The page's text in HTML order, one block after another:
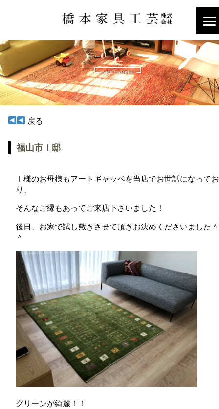
戻る
福山市Ｉ邸
Ｉ様のお母様もアートギャッベを当店でお世話になってお
り、
そんなご縁もあってご来店下さいました！
後日、お家で試し敷きさせて頂きお決めくださいました＾
＾
グリーンが綺麗！！